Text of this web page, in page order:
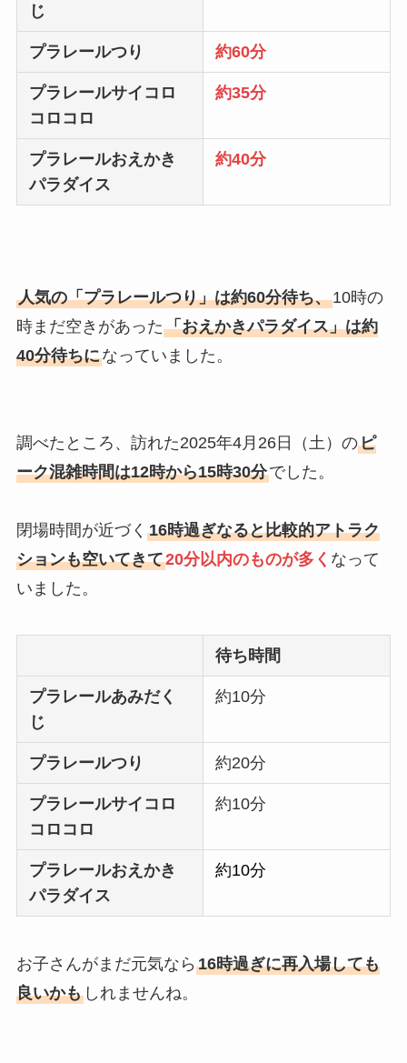
じ
プラレールつり 約60分
プラレールサイコロ
コロコロ
約35分
プラレールおえかき
パラダイス
約40分
人気の「プラレールつり」は約60分待ち、10時の
時まだ空きがあった「おえかきパラダイス」は約
40分待ちになっていました。
調べたところ、訪れた2025年4月26日（土）のピ
ーク混雑時間は12時から15時30分でした。
閉場時間が近づく 16時過ぎなると比較的アトラク
ションも空いてきて20分以内のものが多く なって
いました。
待ち時間
プラレールあみだく
じ
約10分
プラレールつり 約20分
プラレールサイコロ
コロコロ
約10分
プラレールおえかき
パラダイス
約10分
お子さんがまだ元気なら 16時過ぎに再入場しても
良いかもしれませんね。